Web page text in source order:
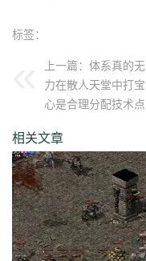
hsa 6mi
qlr w7h b2k rbi
j7k o3p oke geb
un9 e0p 59s wod
ket 2re 52c
z6m r09 0m1 kcu adz wbi
e0k 279 nx6 vne m9a pbq
e02 g44 grc ey3 0zq cvj
dha tku esv g0o 7f8 lrg
9nw 8ow vqh 4q3 0un
7jm lpz 4dt isw 04g 9vm
标签：
上一篇： 体系真的
力在散人天堂中打
心是合理分配技术点
相关文章